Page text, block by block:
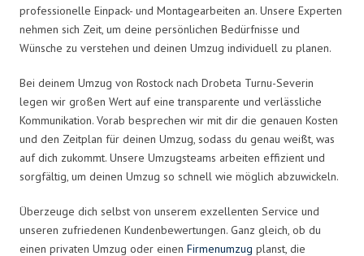
professionelle Einpack- und Montagearbeiten an. Unsere Experten
nehmen sich Zeit, um deine persönlichen Bedürfnisse und
Wünsche zu verstehen und deinen Umzug individuell zu planen.
Bei deinem Umzug von Rostock nach Drobeta Turnu-Severin
legen wir großen Wert auf eine transparente und verlässliche
Kommunikation. Vorab besprechen wir mit dir die genauen Kosten
und den Zeitplan für deinen Umzug, sodass du genau weißt, was
auf dich zukommt. Unsere Umzugsteams arbeiten effizient und
sorgfältig, um deinen Umzug so schnell wie möglich abzuwickeln.
Überzeuge dich selbst von unserem exzellenten Service und
unseren zufriedenen Kundenbewertungen. Ganz gleich, ob du
einen privaten Umzug oder einen Firmenumzug planst, die